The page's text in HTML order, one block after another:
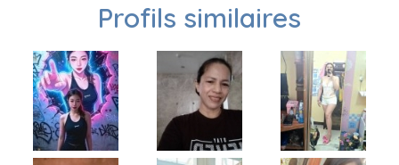
Profils similaires